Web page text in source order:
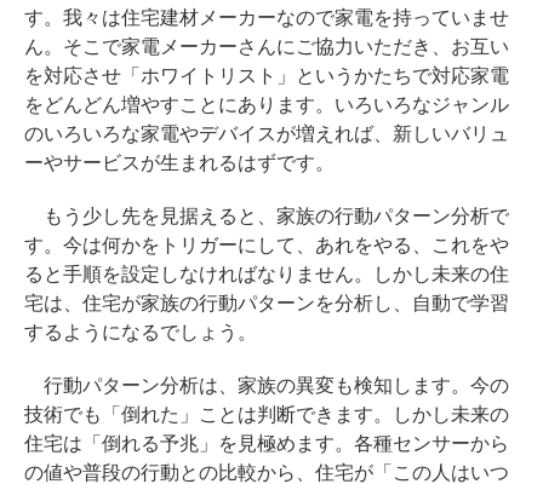
す。我々は住宅建材メーカーなので家電を持っていませ
ん。そこで家電メーカーさんにご協力いただき、お互い
を対応させ「ホワイトリスト」というかたちで対応家電
をどんどん増やすことにあります。いろいろなジャンル
のいろいろな家電やデバイスが増えれば、新しいバリュ
ーやサービスが生まれるはずです。
もう少し先を見据えると、家族の行動パターン分析で
す。今は何かをトリガーにして、あれをやる、これをや
ると手順を設定しなければなりません。しかし未来の住
宅は、住宅が家族の行動パターンを分析し、自動で学習
するようになるでしょう。
行動パターン分析は、家族の異変も検知します。今の
技術でも「倒れた」ことは判断できます。しかし未来の
住宅は「倒れる予兆」を見極めます。各種センサーから
の値や普段の行動との比較から、住宅が「この人はいつ